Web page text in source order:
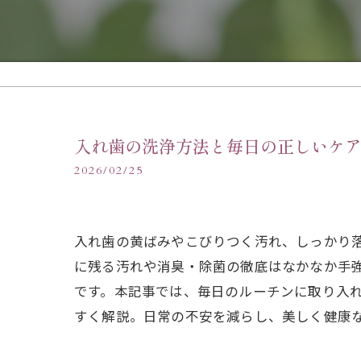
入れ歯の洗浄方法と毎日の正しいケ
2026/02/25
入れ歯の黄ばみやこびりつく汚れ、しっか
に残る汚れや消臭・除菌の徹底はなかなか
です。本記事では、毎日のルーチンに取り
すく解説。日常の不安を減らし、美しく健